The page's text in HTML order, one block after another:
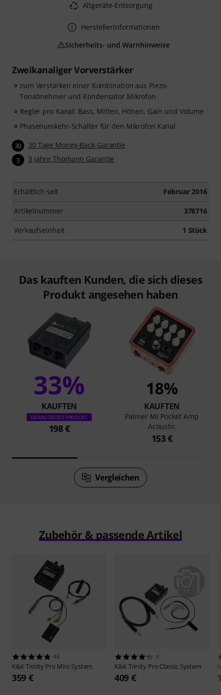
Zweikanaliger Vorverstärker
zum Verstärken einer Kombination aus Piezo-
Tonabnehmer und Kondensator Mikrofon
Regler pro Kanal: Bass, Mitten, Höhen, Gain und Volume
Phasenumkehr-Schalter für den Mikrofon Kanal
30 30 Tage Money-Back-Garantie
3 3 Jahre Thomann Garantie
Erhältlich seit Februar 2016
Artikelnummer 378716
Verkaufseinheit 1 Stück
Altgeräte-Entsorgung
Herstellerinformationen
Sicherheits- und Warnhinweise
Das kauften Kunden, die sich dieses
Produkt angesehen haben
33%
KAUFTEN
GENAU DIESES PRODUKT
198 €
18%
KAUFTEN
Palmer MI Pocket Amp
Acoustic
153 €
Vergleichen
Zubehör & passende Artikel
44
K&KTrinity Pro Mini System
359 €
9
K&KTrinity Pro Classic System
409 €